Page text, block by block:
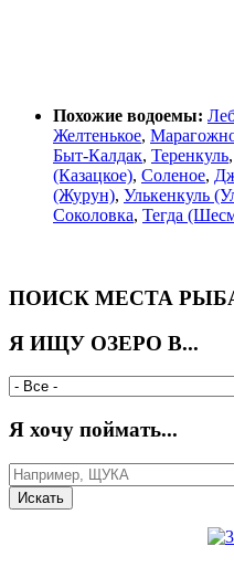
Похожие водоемы:
Желтенькое,
Быт-Калдак, Теренкуль,
(Казацкое), Соленое,
(Журун), Улькенкуль
Соколовка, Тегда
ПОИСК МЕСТА
Я ИЩУ ОЗЕРО В...
Я хочу поймать...